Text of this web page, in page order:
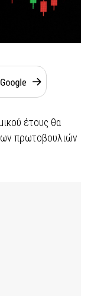
έτους θα
πρωτοβουλιών